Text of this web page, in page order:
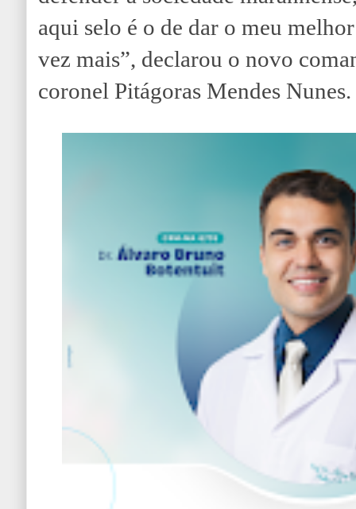
aqui selo é o de dar o meu
vez mais”, declarou o novo
coronel Pitágoras Mendes Nunes.